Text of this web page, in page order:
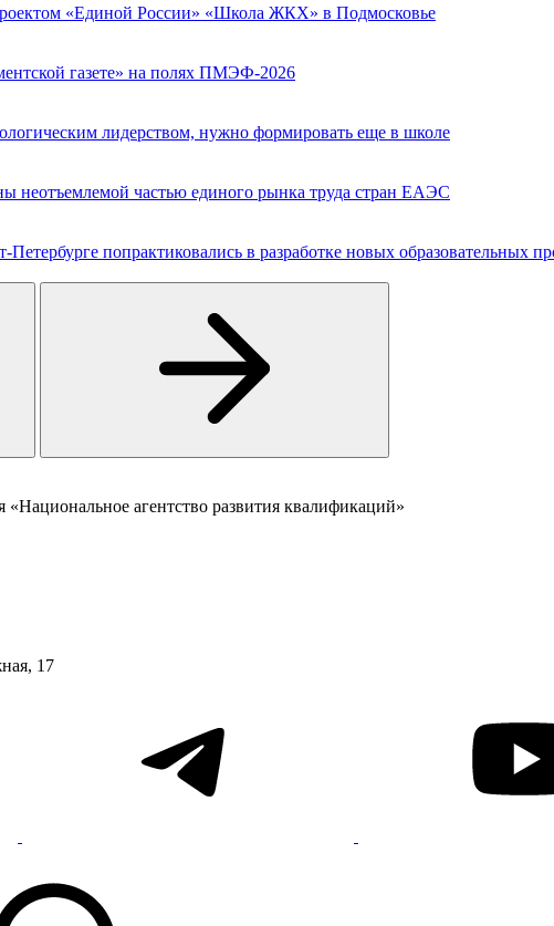
«Единой России» «Школа ЖКХ» в Подмосковье
газете» на полях ПМЭФ-2026
лидерством, нужно формировать еще в школе
неотъемлемой частью единого рынка труда стран ЕАЭС
попрактиковались в разработке новых образовательных
агентство развития квалификаций»
17